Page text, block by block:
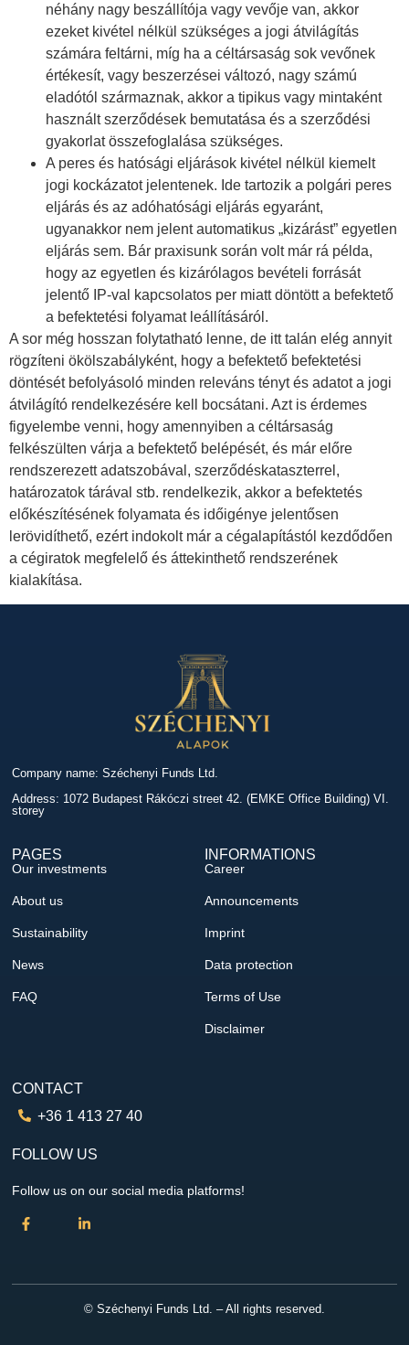
néhány nagy beszállítója vagy vevője van, akkor
ezeket kivétel nélkül szükséges a jogi átvilágítás
számára feltárni, míg ha a céltársaság sok vevőnek
értékesít, vagy beszerzései változó, nagy számú
eladótól származnak, akkor a tipikus vagy mintaként
használt szerződések bemutatása és a szerződési
gyakorlat összefoglalása szükséges.
A peres és hatósági eljárások kivétel nélkül kiemelt
jogi kockázatot jelentenek. Ide tartozik a polgári peres
eljárás és az adóhatósági eljárás egyaránt,
ugyanakkor nem jelent automatikus „kizárást” egyetlen
eljárás sem. Bár praxisunk során volt már rá példa,
hogy az egyetlen és kizárólagos bevételi forrását
jelentő IP-val kapcsolatos per miatt döntött a befektető
a befektetési folyamat leállításáról.
A sor még hosszan folytatható lenne, de itt talán elég annyit
rögzíteni ökölszabályként, hogy a befektető befektetési
döntését befolyásoló minden releváns tényt és adatot a jogi
átvilágító rendelkezésére kell bocsátani. Azt is érdemes
figyelembe venni, hogy amennyiben a céltársaság
felkészülten várja a befektető belépését, és már előre
rendszerezett adatszobával, szerződéskataszterrel,
határozatok tárával stb. rendelkezik, akkor a befektetés
előkészítésének folyamata és időigénye jelentősen
lerövidíthető, ezért indokolt már a cégalapítástól kezdődően
a cégiratok megfelelő és áttekinthető rendszerének
kialakítása.
Company name: Széchenyi Funds Ltd.
Address: 1072 Budapest Rákóczi street 42. (EMKE Office Building) VI.
storey
PAGES
Our investments
About us
Sustainability
News
FAQ
INFORMATIONS
Career
Announcements
Imprint
Data protection
Terms of Use
Disclaimer
CONTACT
+36 1 413 27 40
FOLLOW US
Follow us on our social media platforms!
© Széchenyi Funds Ltd. – All rights reserved.